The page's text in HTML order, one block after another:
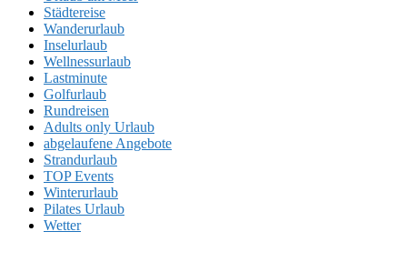
Städtereise
Wanderurlaub
Inselurlaub
Wellnessurlaub
Lastminute
Golfurlaub
Rundreisen
Adults only Urlaub
abgelaufene Angebote
Strandurlaub
TOP Events
Winterurlaub
Pilates Urlaub
Wetter